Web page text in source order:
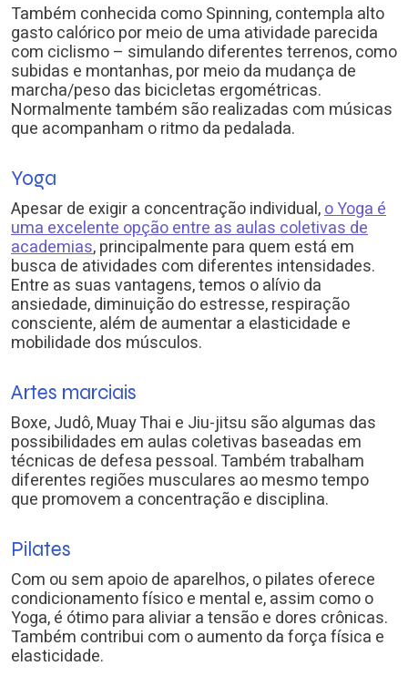
Também conhecida como Spinning, contempla alto
gasto calórico por meio de uma atividade parecida
com ciclismo – simulando diferentes terrenos, como
subidas e montanhas, por meio da mudança de
marcha/peso das bicicletas ergométricas.
Normalmente também são realizadas com músicas
que acompanham o ritmo da pedalada.
Yoga
Apesar de exigir a concentração individual,o Yoga é
uma excelente opção entre as aulas coletivas de
academias, principalmente para quem está em
busca de atividades com diferentes intensidades.
Entre as suas vantagens, temos o alívio da
ansiedade, diminuição do estresse, respiração
consciente, além de aumentar a elasticidade e
mobilidade dos músculos.
Artes marciais
Boxe, Judô, Muay Thai e Jiu-jitsu são algumas das
possibilidades em aulas coletivas baseadas em
técnicas de defesa pessoal. Também trabalham
diferentes regiões musculares ao mesmo tempo
que promovem a concentração e disciplina.
Pilates
Com ou sem apoio de aparelhos, o pilates oferece
condicionamento físico e mental e, assim como o
Yoga, é ótimo para aliviar a tensão e dores crônicas.
Também contribui com o aumento da força física e
elasticidade.